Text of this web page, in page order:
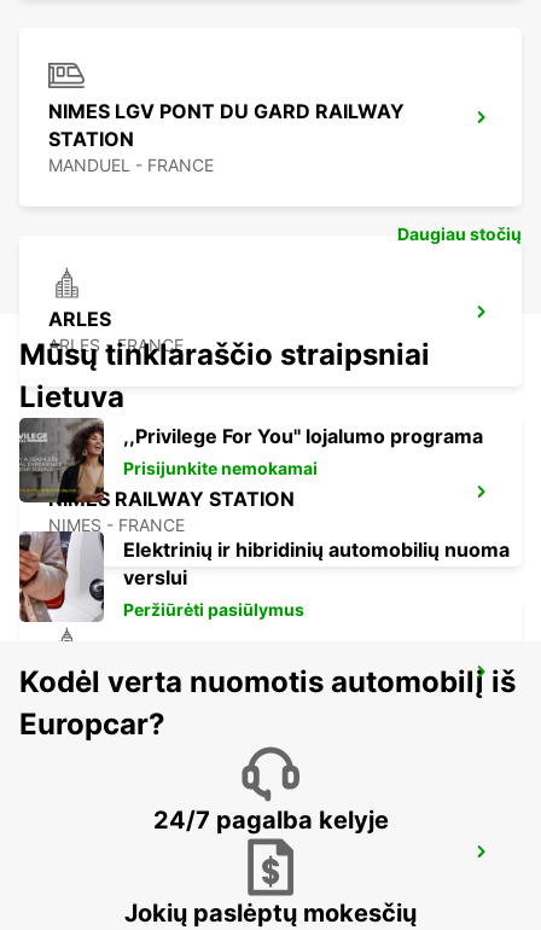
NIMES LGV PONT DU GARD RAILWAY
STATION
MANDUEL - FRANCE
ARLES
ARLES - FRANCE
NIMES RAILWAY STATION
NIMES - FRANCE
SALON-DE-PROVENCE
Daugiau stočių
Mūsų tinklaraščio straipsniai
Lietuva
,,Privilege For You'' lojalumo programa
Prisijunkite nemokamai
Elektrinių ir hibridinių automobilių nuoma
verslui
Peržiūrėti pasiūlymus
Kodėl verta nuomotis automobilį iš
Europcar?
24/7 pagalba kelyje
Jokių paslėptų mokesčių